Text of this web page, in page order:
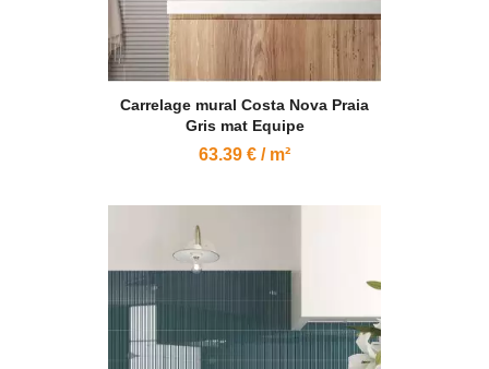
Carrelage mural Costa Nova Praia
Gris mat Equipe
63.39 € / m²